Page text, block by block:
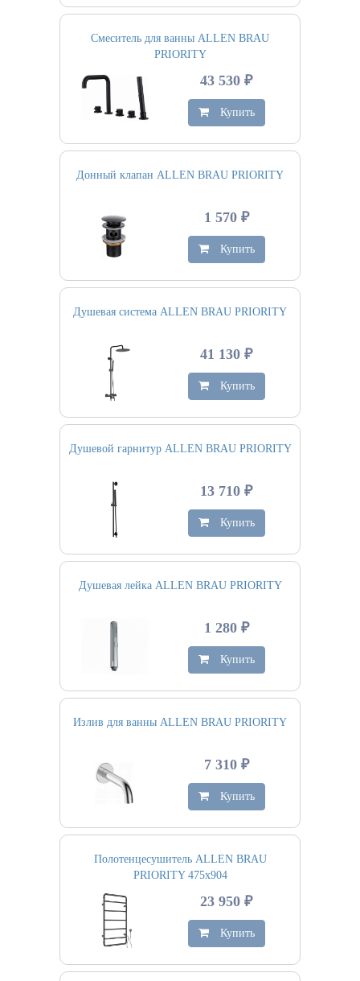
Смеситель для ванны ALLEN BRAU
PRIORITY
43 530 ₽
Купить
Донный клапан ALLEN BRAU PRIORITY
1 570 ₽
Купить
Душевая система ALLEN BRAU PRIORITY
41 130 ₽
Купить
Душевой гарнитур ALLEN BRAU PRIORITY
13 710 ₽
Купить
Душевая лейка ALLEN BRAU PRIORITY
1 280 ₽
Купить
Излив для ванны ALLEN BRAU PRIORITY
7 310 ₽
Купить
Полотенцесушитель ALLEN BRAU
PRIORITY 475х904
23 950 ₽
Купить